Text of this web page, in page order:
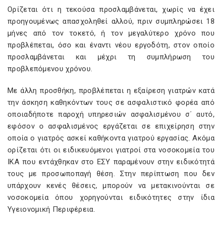
Ορίζεται ότι η τεκούσα προσλαμβάνεται, χωρίς να έχει
προηγουμένως απασχοληθεί αλλού, πριν συμπληρώσει 18
μήνες από τον τοκετό, ή τον μεγαλύτερο χρόνο που
προβλέπεται, όσο και έναντι νέου εργοδότη, στον οποίο
προσλαμβάνεται και μέχρι τη συμπλήρωση του
προβλεπόμενου χρόνου.
Με άλλη προσθήκη, προβλέπεται η εξαίρεση γιατρών κατά
την άσκηση καθηκόντων τους σε ασφαλιστικό φορέα από
οποιαδήποτε παροχή υπηρεσιών ασφαλισμένου σ΄ αυτό,
εφόσον ο ασφαλισμένος εργάζεται σε επιχείρηση στην
οποία ο γιατρός ασκεί καθήκοντα γιατρού εργασίας. Ακόμα
ορίζεται ότι οι ειδικευόμενοι γιατροί στα νοσοκομεία του
ΙΚΑ που εντάχθηκαν στο ΕΣΥ παραμένουν στην ειδικότητά
τους με προσωποπαγή θέση. Στην περίπτωση που δεν
υπάρχουν κενές θέσεις, μπορούν να μετακινούνται σε
νοσοκομεία όπου χορηγούνται ειδικότητες στην ίδια
Υγειονομική Περιφέρεια.